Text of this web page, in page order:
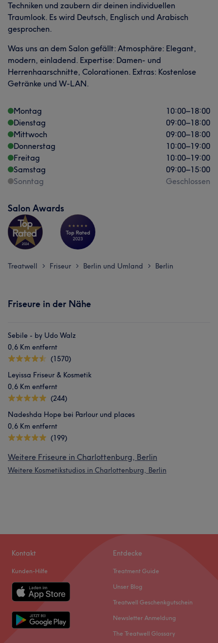
Techniken und zaubern dir deinen individuellen
Traumlook. Es wird Deutsch, Englisch und Arabisch
gesprochen.
Was uns an dem Salon gefällt: Atmosphäre: Elegant,
modern, einladend. Expertise: Damen- und
Herrenhaarschnitte, Colorationen. Extras: Kostenlose
Getränke und W-LAN.
Montag 10:00–18:00
Dienstag
09:00–18:00
Mittwoch
09:00–18:00
Donnerstag
10:00–19:00
Freitag
10:00–19:00
Samstag
09:00–15:00
Sonntag
Geschlossen
Salon Awards
Treatwell > Friseur > Berlin und Umland > Berlin
Friseure in der Nähe
Sebile - by Udo Walz
0,6 Km entfernt
(1570)
Leyissa Friseur & Kosmetik
0,6 Km entfernt
(244)
Nadeshda Hope bei Parlour und places
0,6 Km entfernt
(199)
Weitere Friseure in Charlottenburg, Berlin
Weitere Kosmetikstudios in Charlottenburg, Berlin
Kontakt
Kunden-Hilfe
Entdecke
Treatment Guide
Unser Blog
Treatwell Geschenkgutschein
Newsletter Anmeldung
The Treatwell Glossary